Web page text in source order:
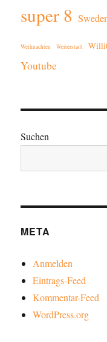
super 8
Weihnachten Weiterstadt
Youtube
Suchen
META
Anmelden
Eintrags-Feed
Kommentar-Feed
WordPress.org